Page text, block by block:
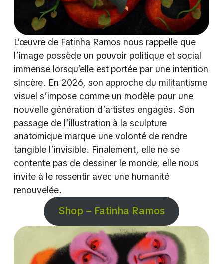
L’œuvre de Fatinha Ramos nous rappelle que
l’image possède un pouvoir politique et social
immense lorsqu’elle est portée par une intention
sincère. En 2026, son approche du militantisme
visuel s’impose comme un modèle pour une
nouvelle génération d’artistes engagés. Son
passage de l’illustration à la sculpture
anatomique marque une volonté de rendre
tangible l’invisible. Finalement, elle ne se
contente pas de dessiner le monde, elle nous
invite à le ressentir avec une humanité
renouvelée.
Shop – Fatinha Ramos